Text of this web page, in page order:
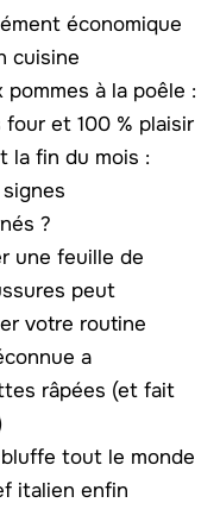
économique
cuisine
à la poêle :
four et 100 % plaisir
la fin du mois :
?
une feuille de
peut
votre routine
a
râpées (et fait
tout le monde
italien enfin